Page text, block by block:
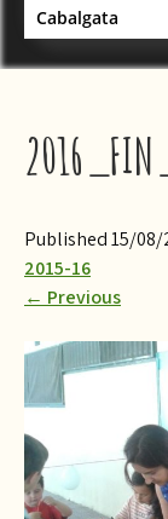
Cabalgata
Published 15/
2015-16
← Previous